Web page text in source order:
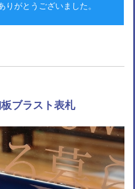
がとうございました。
板ブラスト表札